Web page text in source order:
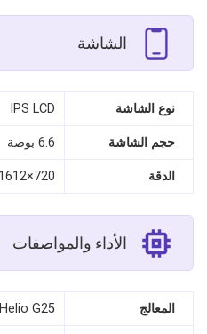
الشاشة
نوع الشاشة IPS LCD
حجم الشاشة 6.6 بوصة
الدقة 720×1612
الأداء والمواصفات
المعالج Helio G25